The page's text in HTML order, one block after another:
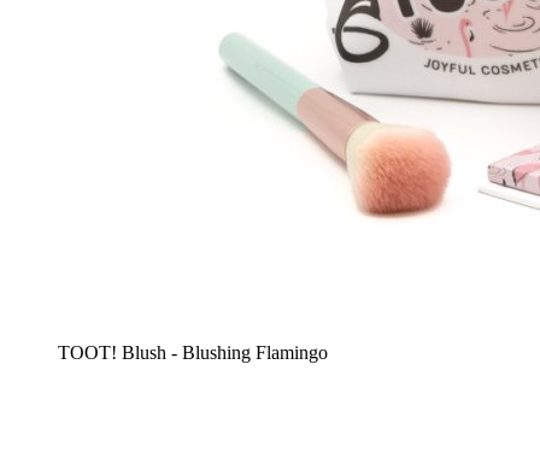
TOOT! Blush - Blushing Flamingo